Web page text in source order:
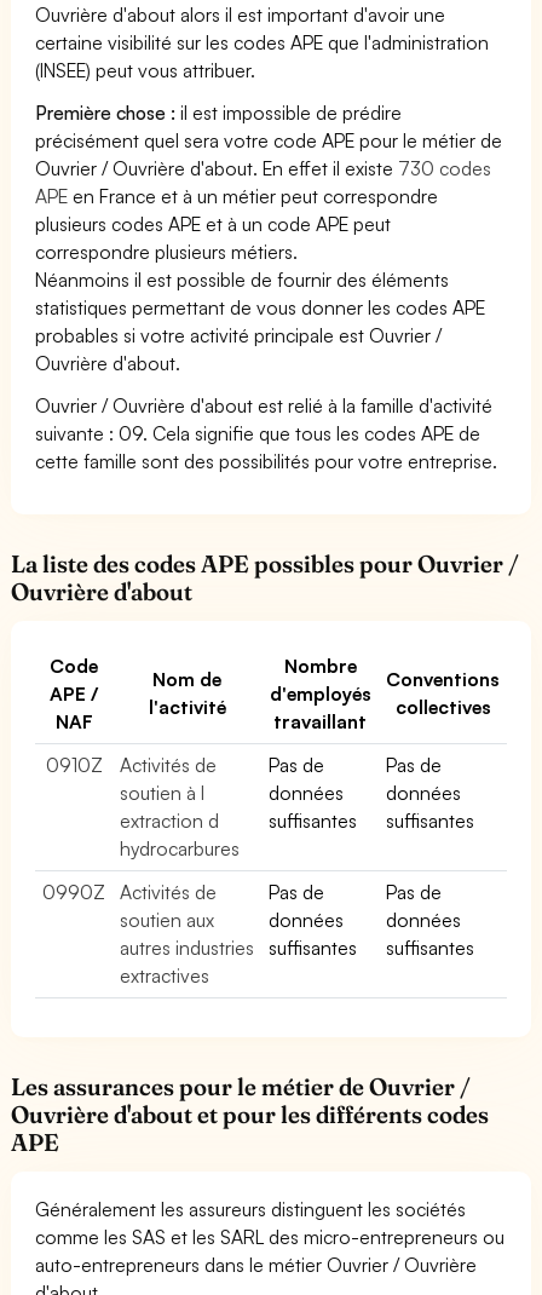
Ouvrière d'about alors il est important d'avoir une
certaine visibilité sur les codes APE que l'administration
(INSEE) peut vous attribuer.
Première chose : il est impossible de prédire
précisément quel sera votre code APE pour le métier de
Ouvrier / Ouvrière d'about. En effet il existe 730 codes
APE en France et à un métier peut correspondre
plusieurs codes APE et à un code APE peut
correspondre plusieurs métiers.
Néanmoins il est possible de fournir des éléments
statistiques permettant de vous donner les codes APE
probables si votre activité principale est Ouvrier /
Ouvrière d'about.
Ouvrier / Ouvrière d'about est relié à la famille d'activité
suivante : 09. Cela signifie que tous les codes APE de
cette famille sont des possibilités pour votre entreprise.
La liste des codes APE possibles pour Ouvrier /
Ouvrière d'about
Code
APE /
NAF
Nom de
l'activité
Nombre
d'employés
travaillant
Conventions
collectives
0910Z
Activités de
soutien à l
extraction d
hydrocarbures
Pas de
données
suffisantes
Pas de
données
suffisantes
0990Z
Activités de
soutien aux
autres industries
extractives
Pas de
données
suffisantes
Pas de
données
suffisantes
Les assurances pour le métier de Ouvrier /
Ouvrière d'about et pour les différents codes
APE
Généralement les assureurs distinguent les sociétés
comme les SAS et les SARL des micro-entrepreneurs ou
auto-entrepreneurs dans le métier Ouvrier / Ouvrière